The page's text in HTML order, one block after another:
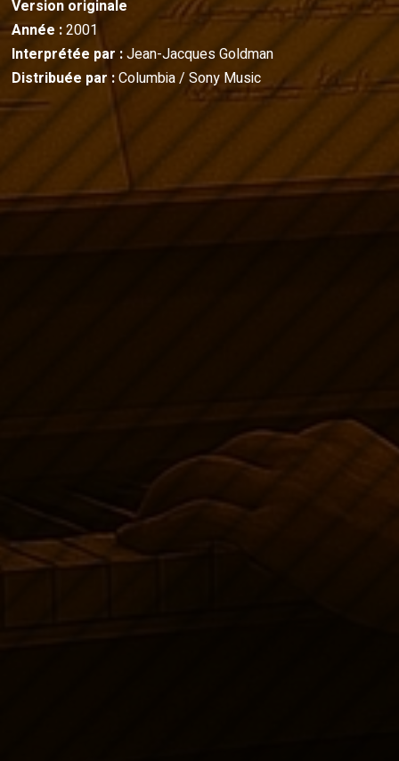
Version originale
Année :2001
Interprétée par :Jean-Jacques Goldman
Distribuée par :Columbia / Sony Music